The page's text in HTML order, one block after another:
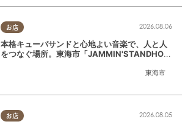
お店
東海市
2026.08.06
本格キューバサンドと心地よい音楽で、人と人
をつなぐ場所。東海市「JAMMIN'STANDHOU
お店 2026.08.05